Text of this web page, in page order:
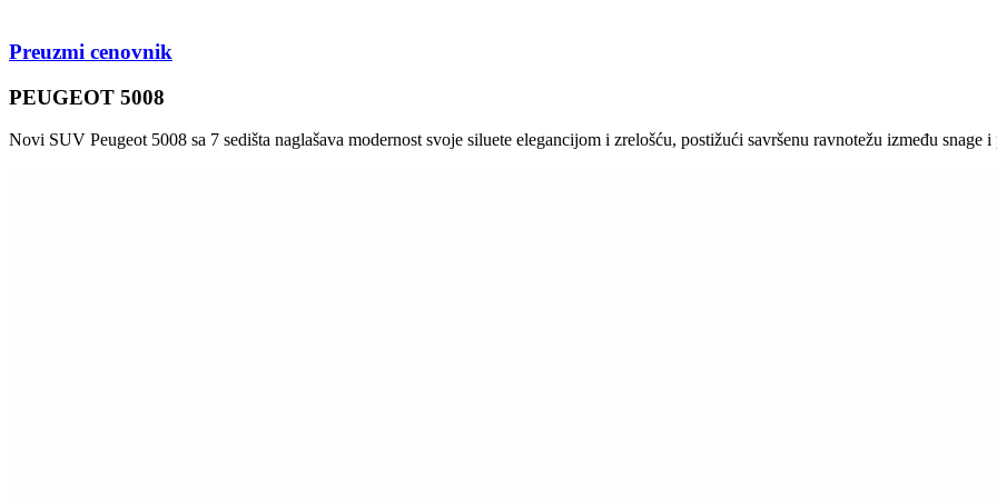
PEUGEOT 5008
Novi SUV Peugeot 5008 sa 7 sedišta naglašava modernost svoje siluete elegancijom i zrelošću, postižući savršenu ravnotežu između snage